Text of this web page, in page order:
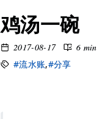
鸡汤一碗
2017-08-17
6 min
#流水账,#分享